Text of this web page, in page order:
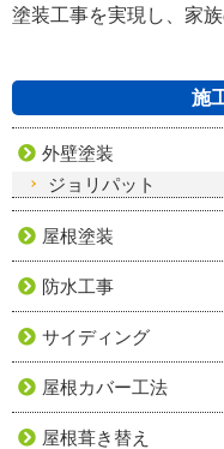
塗装工事を実現し、家
施
外壁塗装
ジョリパット
屋根塗装
防水工事
サイディング
屋根カバー工法
屋根葺き替え